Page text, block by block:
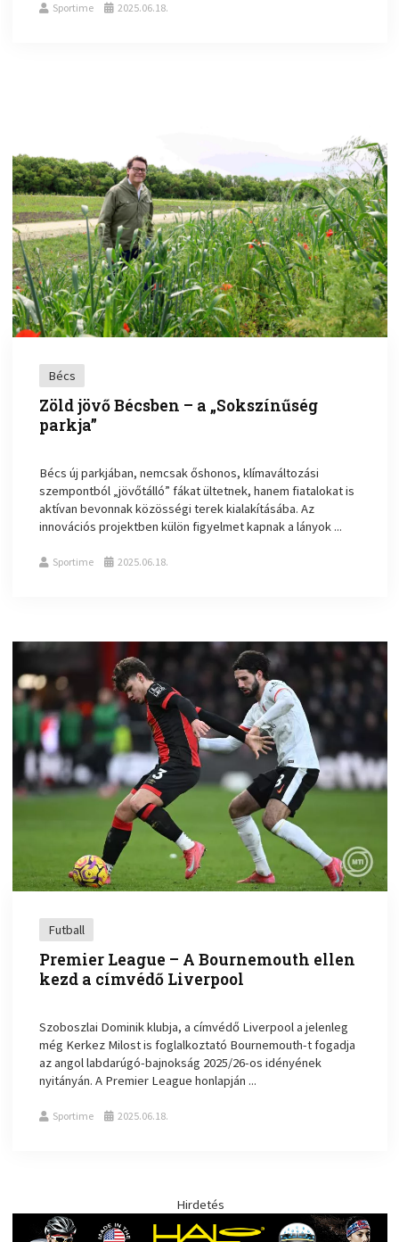
Sportime 2025.06.18.
Bécs
Zöld jövő Bécsben – a „Sokszínűség
parkja”
Bécs új parkjában, nemcsak őshonos, klímaváltozási
szempontból „jövőtálló” fákat ültetnek, hanem fiatalokat is
aktívan bevonnak közösségi terek kialakításába. Az
innovációs projektben külön figyelmet kapnak a lányok ...
Sportime 2025.06.18.
Futball
Premier League – A Bournemouth ellen
kezd a címvédő Liverpool
Szoboszlai Dominik klubja, a címvédő Liverpool a jelenleg
még Kerkez Milost is foglalkoztató Bournemouth-t fogadja
az angol labdarúgó-bajnokság 2025/26-os idényének
nyitányán. A Premier League honlapján ...
Sportime 2025.06.18.
Hirdetés